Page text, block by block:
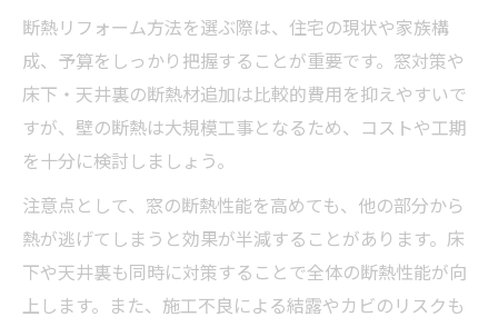
断熱リフォーム方法を選ぶ際は、住宅の現状や家族構
成、予算をしっかり把握することが重要です。窓対策や
床下・天井裏の断熱材追加は比較的費用を抑えやすいで
すが、壁の断熱は大規模工事となるため、コストや工期
を十分に検討しましょう。
注意点として、窓の断熱性能を高めても、他の部分から
熱が逃げてしまうと効果が半減することがあります。床
下や天井裏も同時に対策することで全体の断熱性能が向
上します。また、施工不良による結露やカビのリスクも